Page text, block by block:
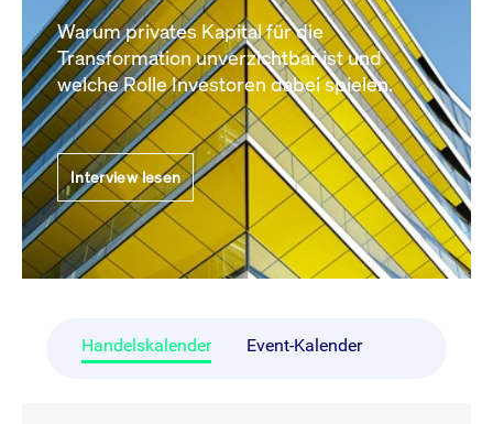
Warum privates Kapital für die
Transformation unverzichtbar ist und
welche Rolle Investoren dabei spielen.
Interview lesen
Handelskalender Event-Kalender